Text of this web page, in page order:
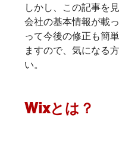
しかし、この記事を
会社の基本情報が載
って今後の修正も簡
ますので、気になる
い。
Wixとは？